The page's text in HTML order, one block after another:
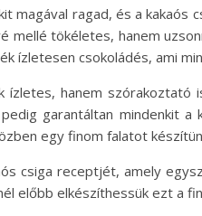
magával ragad, és a
mellé tökéletes, hanem
ízletesen csokoládés, ami
ízletes, hanem
garantáltan mindenkit
egy finom falatot
csiga receptjét, amely
előbb elkészíthessük ezt a